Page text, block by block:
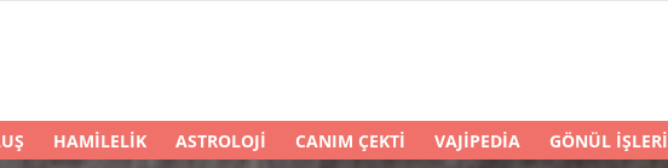
HAMILELIK ASTROLOJI CANIM ÇEKTI VAJIPEDIA GÖNÜL İŞLERI